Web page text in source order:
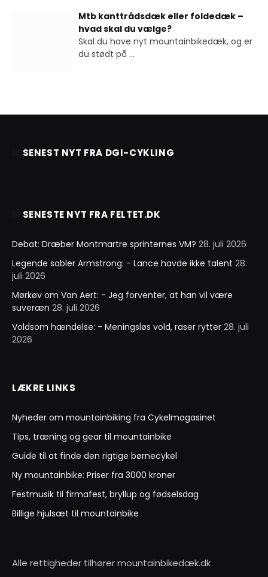
Mtb kanttrådsdæk eller foldedæk –
hvad skal du vælge?
Skal du have nyt mountainbikedæk, og er
du stødt på ...
SENEST NYT FRA DGI-CYKLING
SENESTE NYT FRA FELTET.DK
Debat: Dræber Montmartre sprinternes VM? 28. juli 2026
Legende sabler Armstrong: - Lance havde ikke talent 28.
juli 2026
Mørkøv om Van Aert: - Jeg forventer, at han vil være
suveræn 28. juli 2026
Voldsom hændelse: - Meningsløs vold, raser rytter 28. juli
2026
LÆKRE LINKS
Nyheder om mountainbiking fra Cykelmagasinet
Tips, træning og gear til mountainbike
Guide til at finde den rigtige børnecykel
Ny mountainbike: Priser fra 3000 kroner
Festmusik til firmafest, bryllup og fødselsdag
Billige hjulsæt til mountainbike
Alle rettigheder tilhører mountainbikedæk.dk